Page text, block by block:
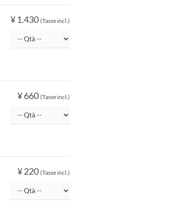
¥ 1.430 (Tasse incl.)
¥ 660 (Tasse incl.)
¥ 220 (Tasse incl.)